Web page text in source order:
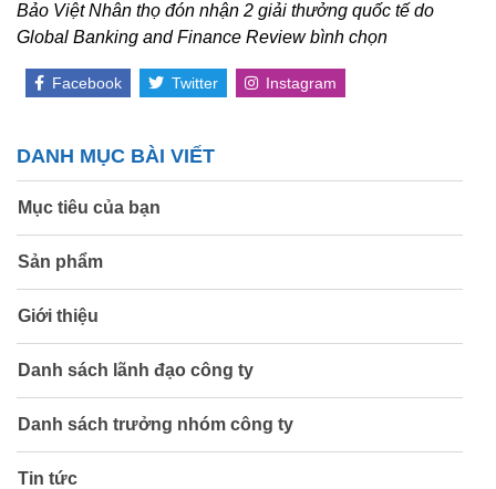
Bảo Việt Nhân thọ đón nhận 2 giải thưởng quốc tế do
Global Banking and Finance Review bình chọn
Facebook Twitter Instagram
DANH MỤC BÀI VIẾT
Mục tiêu của bạn
Sản phẩm
Giới thiệu
Danh sách lãnh đạo công ty
Danh sách trưởng nhóm công ty
Tin tức